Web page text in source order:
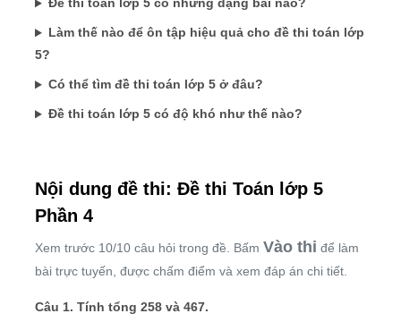
Đề thi toán lớp 5 có những dạng bài nào?
Làm thế nào để ôn tập hiệu quả cho đề thi toán lớp
5?
Có thể tìm đề thi toán lớp 5 ở đâu?
Đề thi toán lớp 5 có độ khó như thế nào?
Nội dung đề thi: Đề thi Toán lớp 5
Phần 4
Xem trước 10/10 câu hỏi trong đề. Bấm Vào thi để làm
bài trực tuyến, được chấm điểm và xem đáp án chi tiết.
Câu 1. Tính tổng 258 và 467.